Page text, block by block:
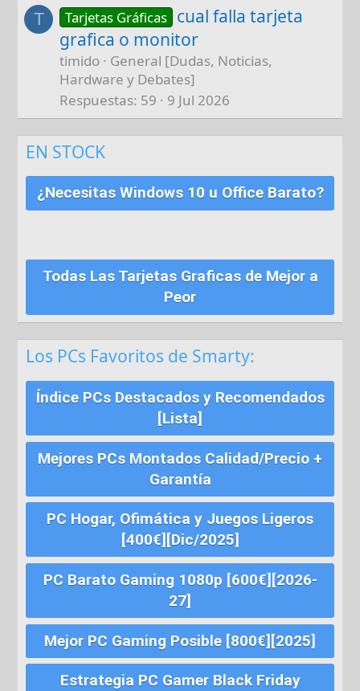
T Tarjetas Gráficas cual falla tarjeta
grafica o monitor
timido
General [Dudas, Noticias,
Hardware y Debates]
Respuestas 59 9 Jul 2026
EN STOCK
¿Necesitas Windows 10 u Office Barato?
Todas Las Tarjetas Graficas de Mejor a
Peor
Los PCs Favoritos de Smarty:
Índice PCs Destacados y Recomendados
[Lista]
Mejores PCs Montados Calidad/Precio +
Garantía
PC Hogar, Ofimática y Juegos Ligeros
[400€][Dic/2025]
PC Barato Gaming 1080p [600€][2026-
27]
Mejor PC Gaming Posible [800€][2025]
Estrategia PC Gamer Black Friday